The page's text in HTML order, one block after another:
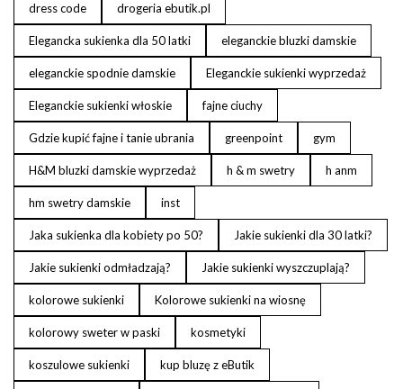
dress code drogeria ebutik.pl
Elegancka sukienka dla 50 latki eleganckie bluzki damskie
eleganckie spodnie damskie Eleganckie sukienki wyprzedaż
Eleganckie sukienki włoskie fajne ciuchy
Gdzie kupić fajne i tanie ubrania greenpoint gym
H&M bluzki damskie wyprzedaż h & m swetry h anm
hm swetry damskie inst
Jaka sukienka dla kobiety po 50? Jakie sukienki dla 30 latki?
Jakie sukienki odmładzają? Jakie sukienki wyszczuplają?
kolorowe sukienki Kolorowe sukienki na wiosnę
kolorowy sweter w paski kosmetyki
koszulowe sukienki kup bluzę z eButik